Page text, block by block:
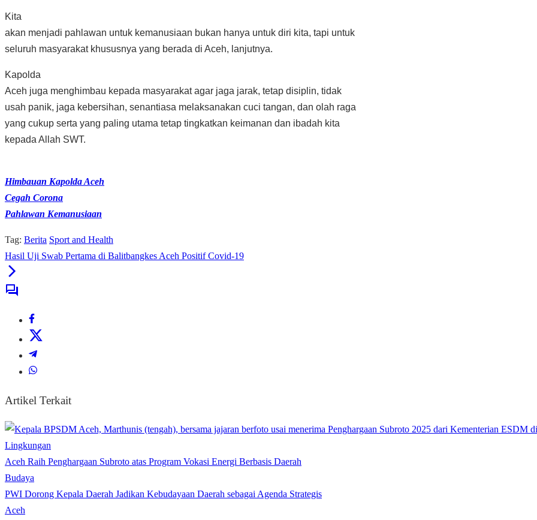
Kita
akan menjadi pahlawan untuk kemanusiaan bukan hanya untuk diri kita, tapi untuk
seluruh masyarakat khususnya yang berada di Aceh, lanjutnya.
Kapolda
Aceh juga menghimbau kepada masyarakat agar jaga jarak, tetap disiplin, tidak
usah panik, jaga kebersihan, senantiasa melaksanakan cuci tangan, dan olah raga
yang cukup serta yang paling utama tetap tingkatkan keimanan dan ibadah kita
kepada Allah SWT.
Himbauan Kapolda Aceh
Cegah Corona
Pahlawan Kemanusiaan
Tag: Berita Sport and Health
Hasil Uji Swab Pertama di Balitbangkes Aceh Positif Covid-19
Artikel Terkait
Lingkungan
Aceh Raih Penghargaan Subroto atas Program Vokasi Energi Berbasis Daerah
Budaya
PWI Dorong Kepala Daerah Jadikan Kebudayaan Daerah sebagai Agenda Strategis
Aceh